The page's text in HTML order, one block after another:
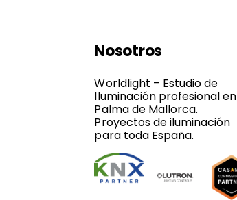
Nosotros
Worldlight – Estudio de
Iluminación profesional en
Palma de Mallorca.
Proyectos de iluminación
para toda España.